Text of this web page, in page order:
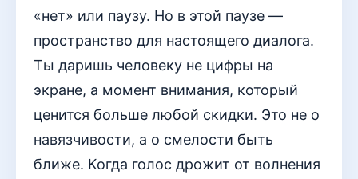
«нет» или паузу. Но в этой паузе —
пространство для настоящего диалога.
Ты даришь человеку не цифры на
экране, а момент внимания, который
ценится больше любой скидки. Это не о
навязчивости, а о смелости быть
ближе. Когда голос дрожит от волнения